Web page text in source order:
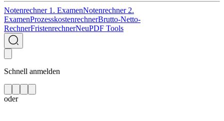
Notenrechner 1. ExamenNotenrechner 2.
ExamenProzesskostenrechnerBrutto-Netto-
RechnerFristenrechnerNeuPDF Tools
Schnell anmelden
oder